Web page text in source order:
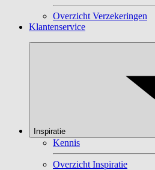
Overzicht Verzekeringen
Klantenservice
Inspiratie
Kennis
Overzicht Inspiratie